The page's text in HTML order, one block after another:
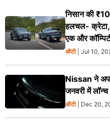
निसान की
हलचल- क्रेटा,
एक और
ऑटो| Jul 10,
Nissan ने
जनवरी में
ऑटो| Dec 20,